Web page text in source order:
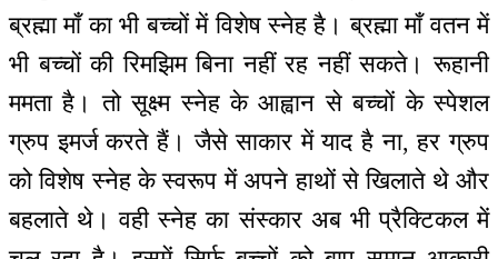
ब्रह्मा माँ का भी बच्चों में विशेष स्नेह है। ब्रह्मा माँ वतन में
भी बच्चों की रिमझिम बिना नहीं रह नहीं सकते। रूहानी
ममता है। तो सूक्ष्म स्नेह के आह्वान से बच्चों के स्पेशल
ग्रुप इमर्ज करते हैं। जैसे साकार में याद है ना, हर ग्रुप
को विशेष स्नेह के स्वरूप में अपने हाथों से खिलाते थे और
बहलाते थे। वही स्नेह का संस्कार अब भी प्रैक्टिकल में